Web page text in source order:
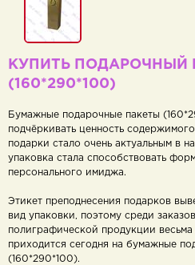
КУПИТЬ ПОДАРОЧНЫЙ
(160*290*100)
Бумажные подарочные пакеты
подчёркивать ценность
подарки стало очень актуальным в
упаковка стала способствовать
персонального имиджа.
Этикет преподнесения подарков
вид упаковки, поэтому среди
полиграфической продукции
приходится сегодня на бумажные
(160*290*100).